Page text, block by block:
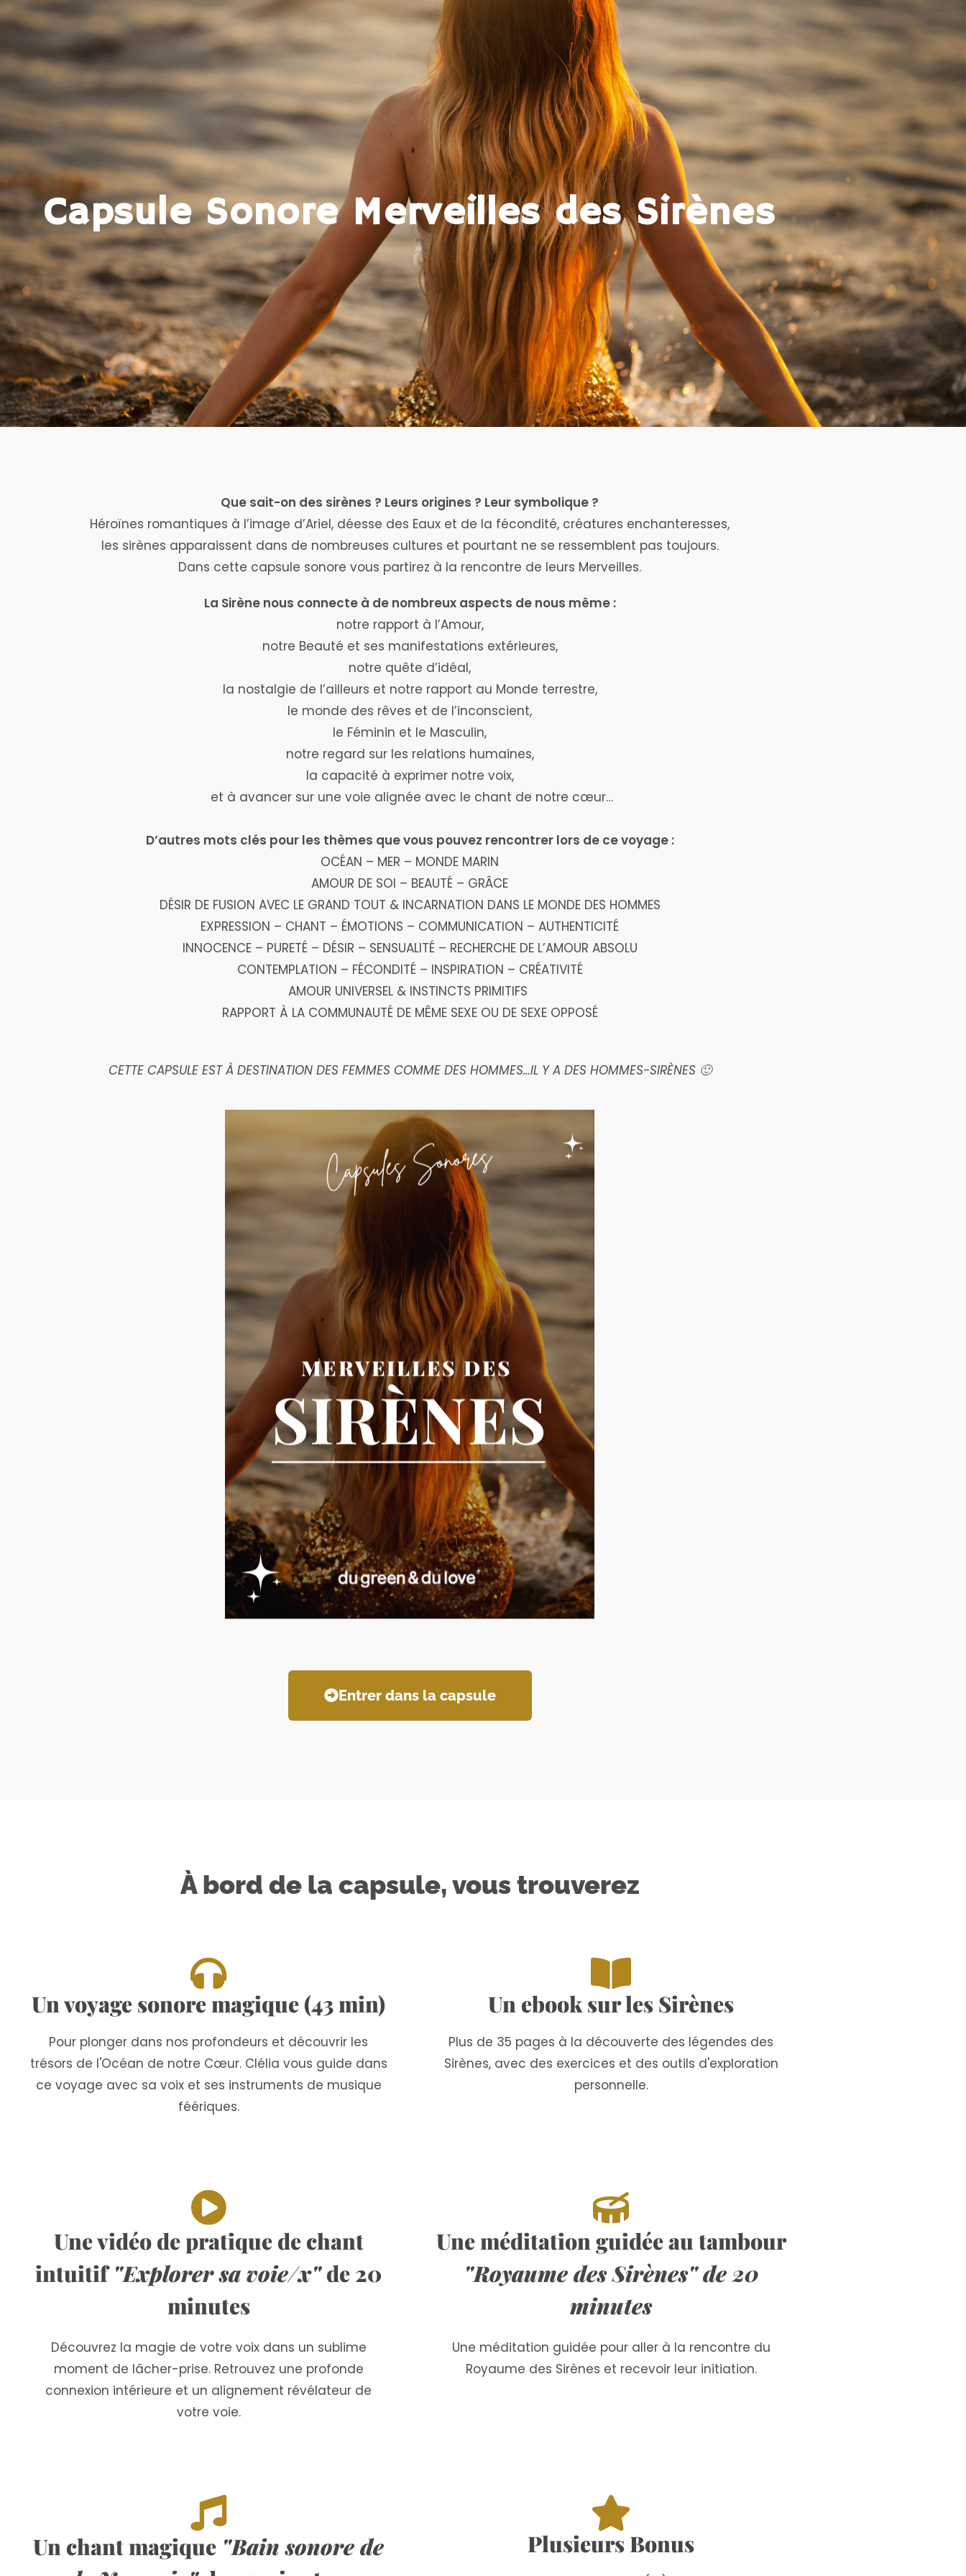
Capsule Sonore Merveilles des Sirènes
Que sait-on des sirènes ? Leurs origines ? Leur symbolique ?
Héroïnes romantiques à l’image d’Ariel, déesse des Eaux et de la fécondité, créatures enchanteresses,
les sirènes apparaissent dans de nombreuses cultures et pourtant ne se ressemblent pas toujours.
Dans cette capsule sonore vous partirez à la rencontre de leurs Merveilles.
La Sirène nous connecte à de nombreux aspects de nous même :
notre rapport à l’Amour,
notre Beauté et ses manifestations extérieures,
notre quête d’idéal,
la nostalgie de l’ailleurs et notre rapport au Monde terrestre,
le monde des rêves et de l’inconscient,
le Féminin et le Masculin,
notre regard sur les relations humaines,
la capacité à exprimer notre voix,
et à avancer sur une voie alignée avec le chant de notre cœur…
D’autres mots clés pour les thèmes que vous pouvez rencontrer lors de ce voyage :
OCÉAN – MER – MONDE MARIN
AMOUR DE SOI – BEAUTÉ – GRÂCE
DÉSIR DE FUSION AVEC LE GRAND TOUT & INCARNATION DANS LE MONDE DES HOMMES
EXPRESSION – CHANT – ÉMOTIONS – COMMUNICATION – AUTHENTICITÉ
INNOCENCE – PURETÉ – DÉSIR – SENSUALITÉ – RECHERCHE DE L’AMOUR ABSOLU
CONTEMPLATION – FÉCONDITÉ – INSPIRATION – CRÉATIVITÉ
AMOUR UNIVERSEL & INSTINCTS PRIMITIFS
RAPPORT À LA COMMUNAUTÉ DE MÊME SEXE OU DE SEXE OPPOSÉ
CETTE CAPSULE EST À DESTINATION DES FEMMES COMME DES HOMMES…IL Y A DES HOMMES-SIRÈNES 🙂
Entrer dans la capsule
À bord de la capsule, vous trouverez
Un voyage sonore magique (43 min)
Pour plonger dans nos profondeurs et découvrir les
trésors de l'Océan de notre Cœur. Clélia vous guide dans
ce voyage avec sa voix et ses instruments de musique
féériques.
Un ebook sur les Sirènes
Plus de 35 pages à la découverte des légendes des
Sirènes, avec des exercices et des outils d'exploration
personnelle.
Une vidéo de pratique de chant
intuitif "Explorer sa voie/x"de 20
minutes
Découvrez la magie de votre voix dans un sublime
moment de lâcher-prise. Retrouvez une profonde
connexion intérieure et un alignement révélateur de
votre voie.
Une méditation guidée au tambour
"Royaume des Sirènes" de 20
minutes
Une méditation guidée pour aller à la rencontre du
Royaume des Sirènes et recevoir leur initiation.
Un chant magique "Bain sonore de
Plusieurs Bonus